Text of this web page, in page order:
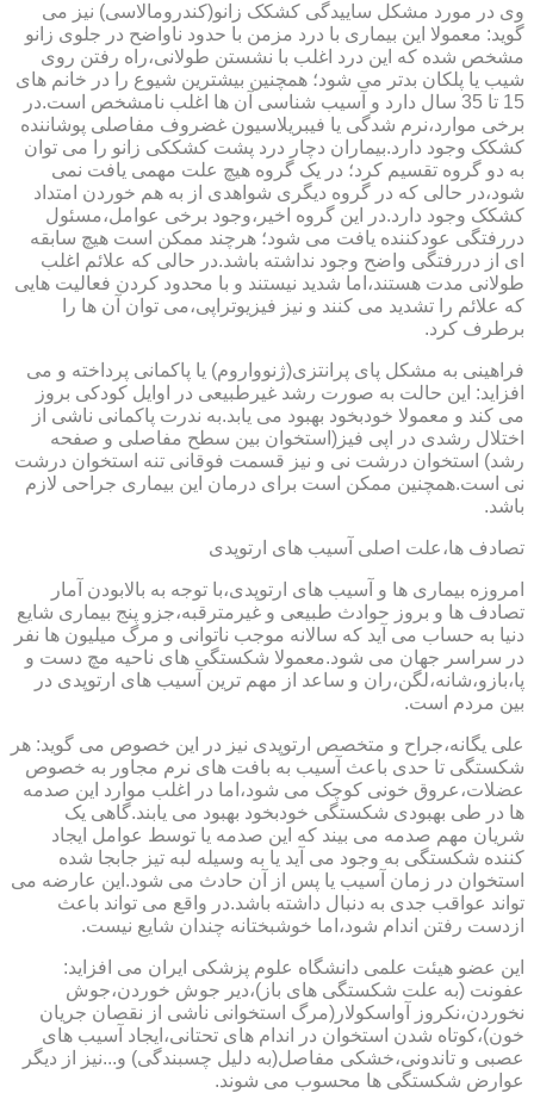
وی در مورد مشکل ساییدگی کشکک زانو(کندرومالاسی) نیز می
گوید: معمولا این بیماری با درد مزمن با حدود ناواضح در جلوی زانو
مشخص شده که این درد اغلب با نشستن طولانی،راه رفتن روی
شیب یا پلکان بدتر می شود؛ همچنین بیشترین شیوع را در خانم های
15 تا 35 سال دارد و آسیب شناسی آن ها اغلب نامشخص است.در
برخی موارد،نرم شدگی یا فیبریلاسیون غضروف مفاصلی پوشاننده
کشکک وجود دارد.بیماران دچار درد پشت کشککی زانو را می توان
به دو گروه تقسیم کرد؛ در یک گروه هیچ علت مهمی یافت نمی
شود،در حالی که در گروه دیگری شواهدی از به هم خوردن امتداد
کشکک وجود دارد.در این گروه اخیر،وجود برخی عوامل،مسئول
دررفتگی عودکننده یافت می شود؛ هرچند ممکن است هیچ سابقه
ای از دررفتگی واضح وجود نداشته باشد.در حالی که علائم اغلب
طولانی مدت هستند،اما شدید نیستند و با محدود کردن فعالیت هایی
که علائم را تشدید می کنند و نیز فیزیوتراپی،می توان آن ها را
برطرف کرد.
فراهینی به مشکل پای پرانتزی(ژنوواروم) یا پاکمانی پرداخته و می
افزاید: این حالت به صورت رشد غیرطبیعی در اوایل کودکی بروز
می کند و معمولا خودبخود بهبود می یابد.به ندرت پاکمانی ناشی از
اختلال رشدی در اپی فیز(استخوان بین سطح مفاصلی و صفحه
رشد) استخوان درشت نی و نیز قسمت فوقانی تنه استخوان درشت
نی است.همچنین ممکن است برای درمان این بیماری جراحی لازم
باشد.
تصادف ها،علت اصلی آسیب های ارتوپدی
امروزه بیماری ها و آسیب های ارتوپدی،با توجه به بالابودن آمار
تصادف ها و بروز حوادث طبیعی و غیرمترقبه،جزو پنج بیماری شایع
دنیا به حساب می آید که سالانه موجب ناتوانی و مرگ میلیون ها نفر
در سراسر جهان می شود.معمولا شکستگی های ناحیه مچ دست و
پا،بازو،شانه،لگن،ران و ساعد از مهم ترین آسیب های ارتوپدی در
بین مردم است.
علی یگانه،جراح و متخصص ارتوپدی نیز در این خصوص می گوید: هر
شکستگی تا حدی باعث آسیب به بافت های نرم مجاور به خصوص
عضلات،عروق خونی کوچک می شود،اما در اغلب موارد این صدمه
ها در طی بهبودی شکستگی خودبخود بهبود می یابند.گاهی یک
شریان مهم صدمه می بیند که این صدمه یا توسط عوامل ایجاد
کننده شکستگی به وجود می آید یا به وسیله لبه تیز جابجا شده
استخوان در زمان آسیب یا پس از آن حادث می شود.این عارضه می
تواند عواقب جدی به دنبال داشته باشد.در واقع می تواند باعث
ازدست رفتن اندام شود،اما خوشبختانه چندان شایع نیست.
این عضو هیئت علمی دانشگاه علوم پزشکی ایران می افزاید:
عفونت (به علت شکستگی های باز)،دیر جوش خوردن،جوش
نخوردن،نکروز آواسکولار(مرگ استخوانی ناشی از نقصان جریان
خون)،کوتاه شدن استخوان در اندام های تحتانی،ایجاد آسیب های
عصبی و تاندونی،خشکی مفاصل(به دلیل چسبندگی) و...نیز از دیگر
عوارض شکستگی ها محسوب می شوند.